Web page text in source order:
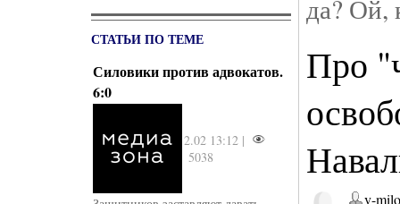
СТАТЬИ ПО ТЕМЕ
Силовики против адвокатов.
6:0
2.02 13:12 |
5038
да? Ой,
Про
v-